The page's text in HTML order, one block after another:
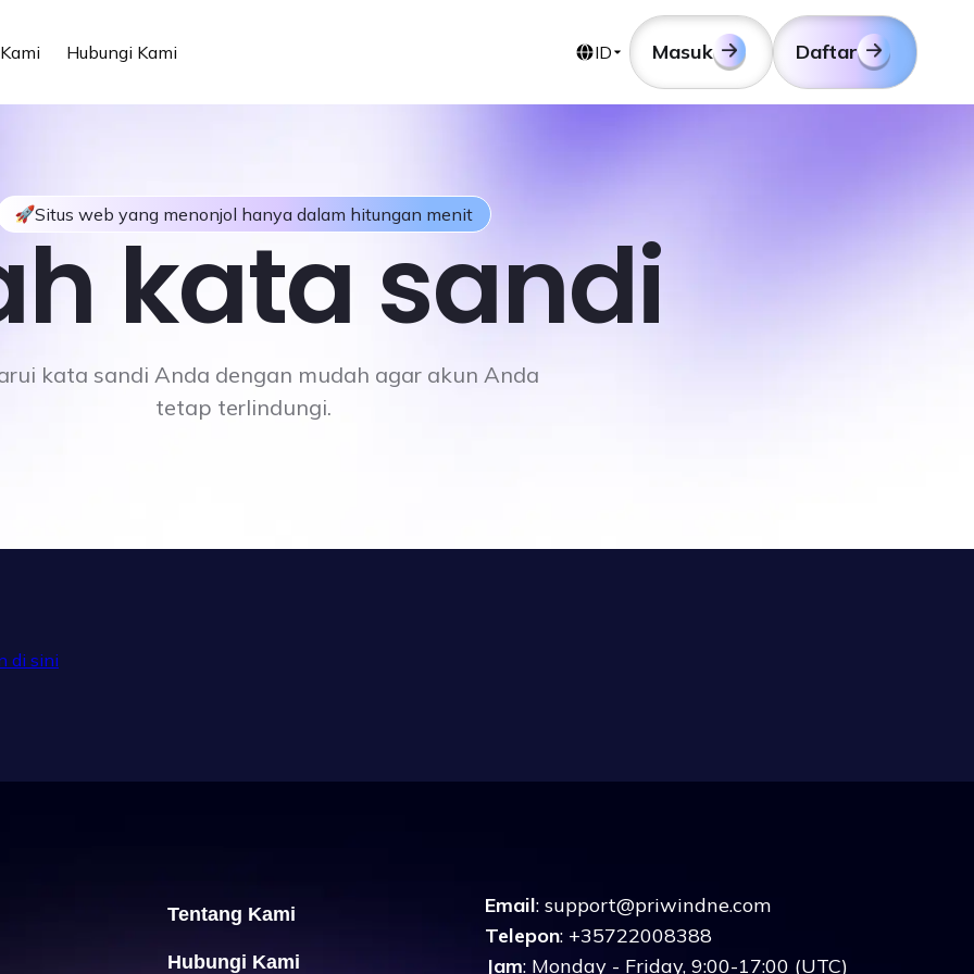
Hubungi Kami ID Masuk Daftar
Situs web yang menonjol hanya dalam hitungan menit
kata sandi
kata sandi Anda dengan mudah agar akun Anda
tetap terlindungi.
di sini
Tentang Kami
Hubungi Kami
Email:support@priwindne.com
Telepon: +35722008388
Jam: Monday - Friday, 9:00-17:00 (UTC)